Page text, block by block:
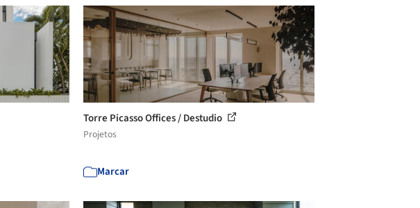
Torre Picasso Offices / Destudio
Projetos
Marcar